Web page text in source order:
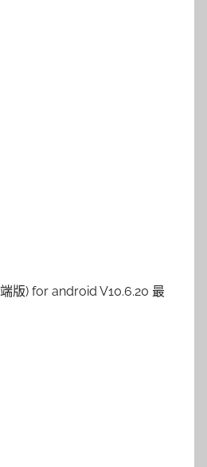
版) for android V10.6.20 最